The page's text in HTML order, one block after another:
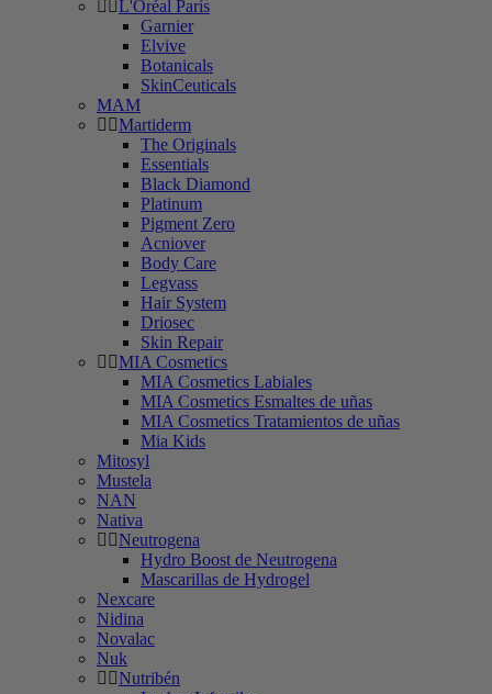
L'Oréal París
Garnier
Elvive
Botanicals
SkinCeuticals
MAM
Martiderm
The Originals
Essentials
Black Diamond
Platinum
Pigment Zero
Acniover
Body Care
Legvass
Hair System
Driosec
Skin Repair
MIA Cosmetics
MIA Cosmetics Labiales
MIA Cosmetics Esmaltes de uñas
MIA Cosmetics Tratamientos de uñas
Mia Kids
Mitosyl
Mustela
NAN
Nativa
Neutrogena
Hydro Boost de Neutrogena
Mascarillas de Hydrogel
Nexcare
Nidina
Novalac
Nuk
Nutribén